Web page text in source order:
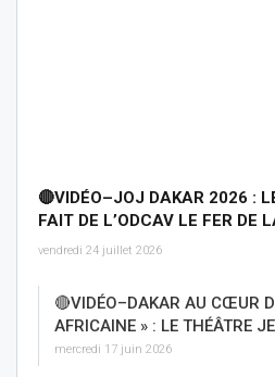
🔴VIDÉO–JOJ DAKAR 2026 :
FAIT DE L’ODCAV LE FER DE
vendredi 24 juillet 2026
🔴VIDÉO–DAKAR AU CŒUR
AFRICAINE » : LE THÉÂTRE
mercredi 17 juin 2026